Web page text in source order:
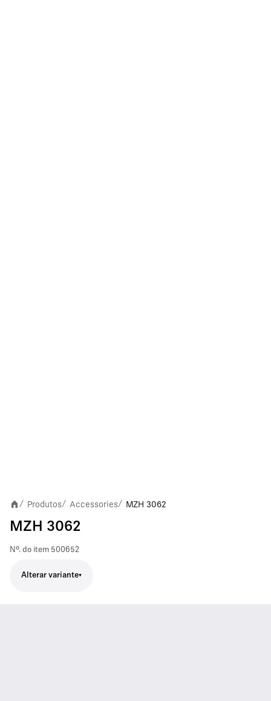
/ Produtos/ Accessories/ MZH 3062
MZH 3062
Nº. do item 500652
Alterar variante